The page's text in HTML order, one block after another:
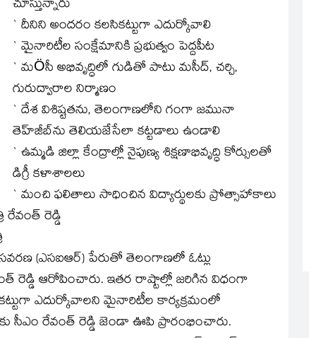
చూస్తున్నారు
` దీనిని అందరం కలసికట్టుగా ఎదుర్కోవాలి
` మైనారిటీల సంక్షేమానికి ప్రభుత్వం పెద్దపీట
` మÖసీ అభివృద్ధిలో గుడితో పాటు మసీద్, చర్చి,
గురుద్వారాల నిర్మాణం
` దేశ విశిష్టతను, తెలంగాణలోని గంగా జమునా
తెహ్‌జీబ్‌ను తెలియజేసేలా కట్టడాలు ఉండాలి
` ఉమ్మడి జిల్లా కేంద్రాల్లో నైపుణ్య శిక్షణాభివృద్ధి కోర్సులతో
డిగ్రీ కళాశాలలు
` మంచి ఫలితాలు సాధించిన విద్యార్థులకు ప్రోత్సాహాకాలు
రెడ్డి
(ఎసఐఆర్) పేరుతో తెలంగాణలో ఓట్లు
రెడ్డి ఆరోపించారు. ఇతర రాష్టాల్లో జరిగిన విధంగా
ఎదుర్కోవాలని మైనారిటీల కార్యక్రమంలో
సీఎం రేవంత్ రెడ్డి జెండా ఊపి ప్రారంభించారు.